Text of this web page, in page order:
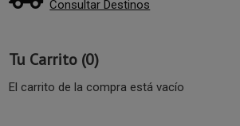
Consultar Destinos
Tu Carrito (0)
El carrito de la compra está vacío